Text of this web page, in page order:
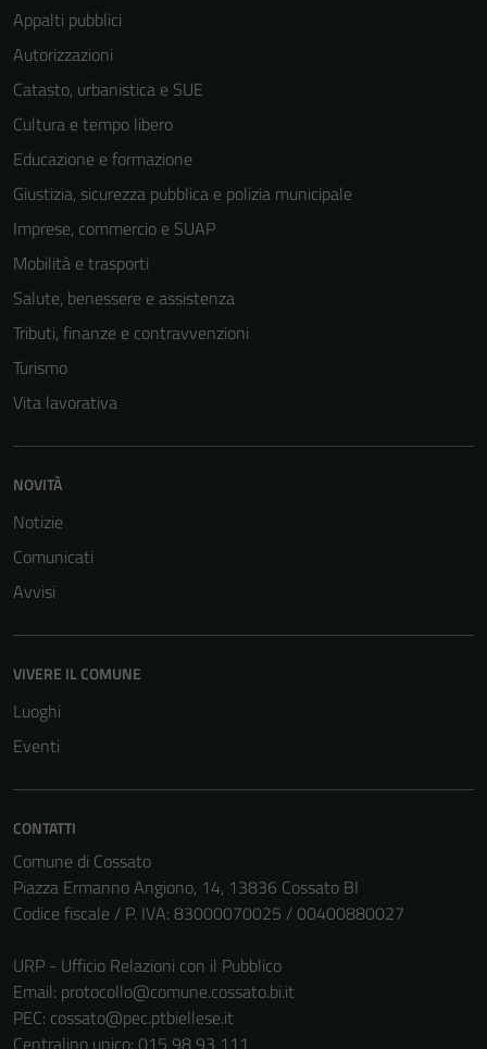
Appalti pubblici
Autorizzazioni
Catasto, urbanistica e SUE
Cultura e tempo libero
Educazione e formazione
Giustizia, sicurezza pubblica e polizia municipale
Imprese, commercio e SUAP
Mobilità e trasporti
Salute, benessere e assistenza
Tributi, finanze e contravvenzioni
Turismo
Vita lavorativa
NOVITÀ
Notizie
Comunicati
Avvisi
VIVERE IL COMUNE
Luoghi
Eventi
CONTATTI
Comune di Cossato
Piazza Ermanno Angiono, 14, 13836 Cossato BI
Codice fiscale / P. IVA: 83000070025 / 00400880027
URP - Ufficio Relazioni con il Pubblico
Email: protocollo@comune.cossato.bi.it
PEC: cossato@pec.ptbiellese.it
Centralino unico: 015 98 93 111